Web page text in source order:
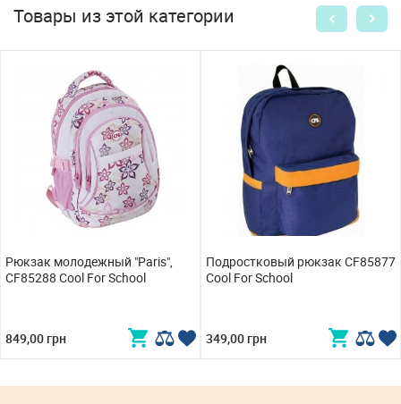
Товары из этой категории
Рюкзак молодежный "Paris",
CF85288 Cool For School
849,00 грн
Подростковый рюкзак CF85877
Cool For School
349,00 грн